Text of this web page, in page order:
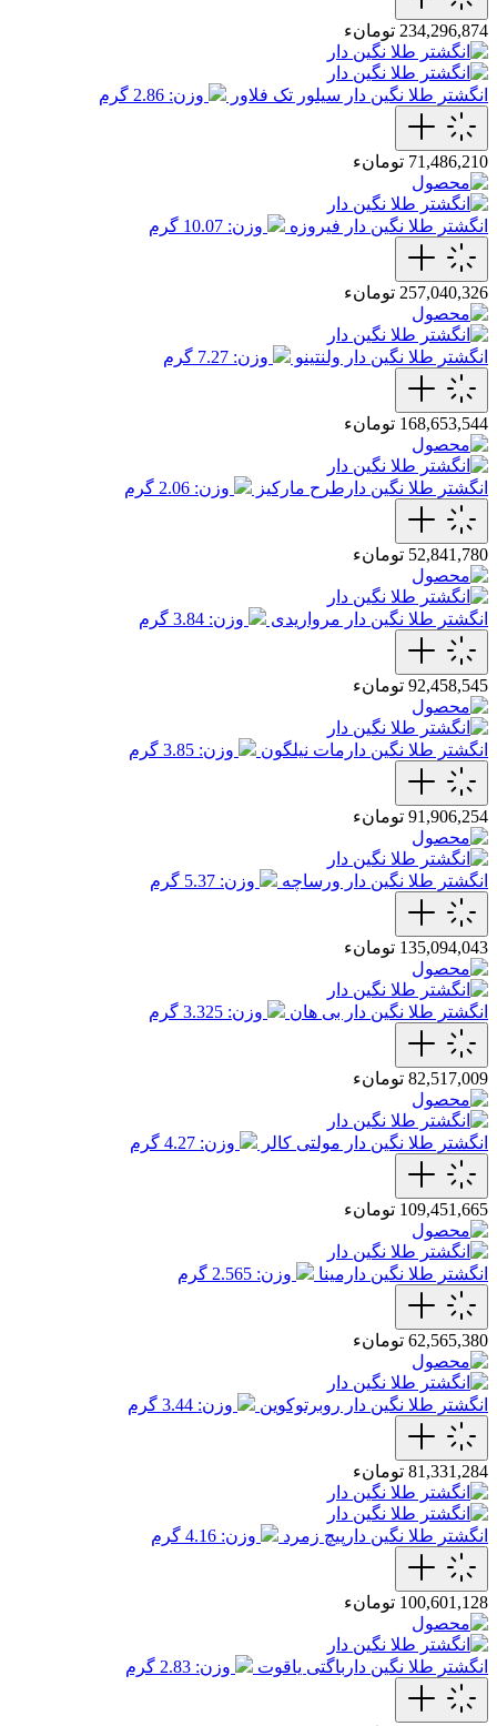
234,296,874 تومانء
انگشتر طلا نگین دار سیلور تک فلاور وزن: 2.86 گرم
71,486,210 تومانء
انگشتر طلا نگین دار فیروزه وزن: 10.07 گرم
257,040,326 تومانء
انگشتر طلا نگین دار ولنتینو وزن: 7.27 گرم
168,653,544 تومانء
انگشتر طلا نگین دارطرح مارکیز وزن: 2.06 گرم
52,841,780 تومانء
انگشتر طلا نگین دار مرواریدی وزن: 3.84 گرم
92,458,545 تومانء
انگشتر طلا نگین دارمات نیلگون وزن: 3.85 گرم
91,906,254 تومانء
انگشتر طلا نگین دار ورساچه وزن: 5.37 گرم
135,094,043 تومانء
انگشتر طلا نگین دار بی هان وزن: 3.325 گرم
82,517,009 تومانء
انگشتر طلا نگین دار مولتی کالر وزن: 4.27 گرم
109,451,665 تومانء
انگشتر طلا نگین دارمینا وزن: 2.565 گرم
62,565,380 تومانء
انگشتر طلا نگین دار روبرتوکوین وزن: 3.44 گرم
81,331,284 تومانء
انگشتر طلا نگین دارپیچ زمرد وزن: 4.16 گرم
100,601,128 تومانء
انگشتر طلا نگین دارباگتی یاقوت وزن: 2.83 گرم